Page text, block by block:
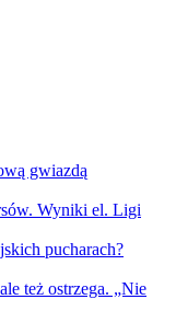
gwiazdą
Wyniki el. Ligi
pucharach?
też ostrzega. „Nie